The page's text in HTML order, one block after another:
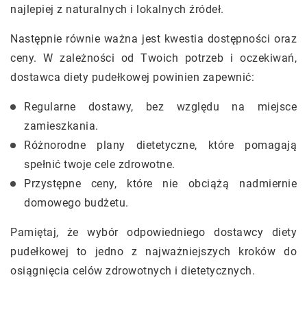
najlepiej z naturalnych i lokalnych źródeł.
Następnie równie ważna jest kwestia dostępności oraz
ceny. W zależności od Twoich potrzeb i oczekiwań,
dostawca diety pudełkowej powinien zapewnić:
Regularne dostawy, bez względu na miejsce
zamieszkania.
Różnorodne plany dietetyczne, które pomagają
spełnić twoje cele zdrowotne.
Przystępne ceny, które nie obciążą nadmiernie
domowego budżetu.
Pamiętaj, że wybór odpowiedniego dostawcy diety
pudełkowej to jedno z najważniejszych kroków do
osiągnięcia celów zdrowotnych i dietetycznych.